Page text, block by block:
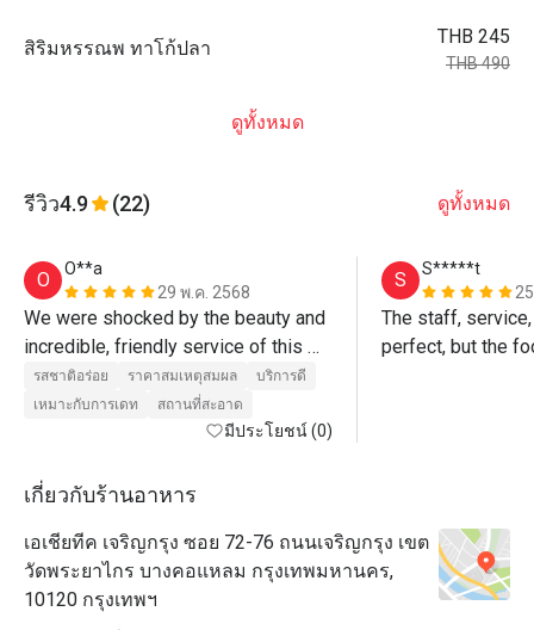
สิริมหรรณพ ทาโก้ปลา
THB 245
THB 490
ดูทั้งหมด
รีวิว4.9 (22) ดูทั้งหมด
O
O**a
29 พ.ค. 2568
We were shocked by the beauty and
incredible, friendly service of this
restaurant! Food was delicious,
drinks too. They have good variety of
choices. Design is great (we were
Service deserves special warm
รสชาติอร่อย ราคาสมเหตุสมผล
บริการดี
เหมาะกับการเดท
สถานที่สะอาด
มีประโยชน์ (0)
S
S*****t
The staff,
perfect, but the
เกี่ยวกับร้านอาหาร
เอเชียทีค เจริญกรุง ซอย 72-76 ถนนเจริญกรุง เขต
วัดพระยาไกร บางคอแหลม กรุงเทพมหานคร,
10120 กรุงเทพฯ